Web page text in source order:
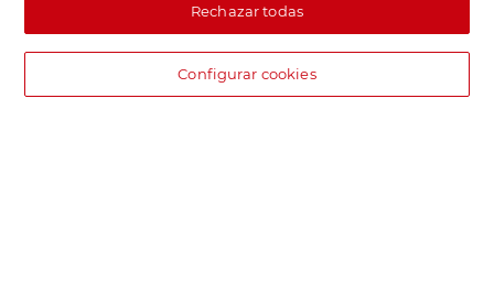
Rechazar todas
Configurar cookies